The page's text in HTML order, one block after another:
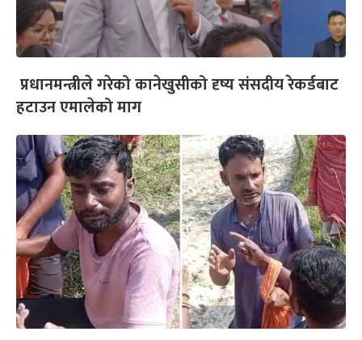
प्रधानमन्त्रीले गरेको कानेखुसीको दृष्य संसदीय रेकर्डबाट
हटाउन एमालेको माग